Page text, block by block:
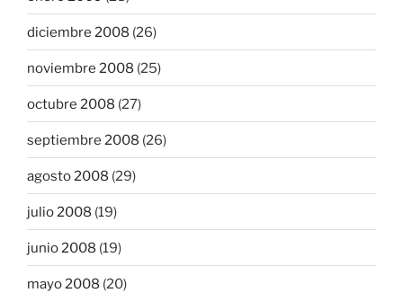
diciembre 2008 (26)
noviembre 2008 (25)
octubre 2008 (27)
septiembre 2008 (26)
agosto 2008 (29)
julio 2008 (19)
junio 2008 (19)
mayo 2008 (20)